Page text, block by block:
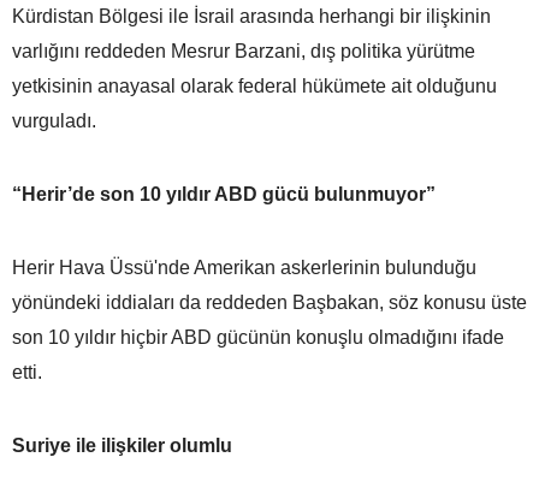
Kürdistan Bölgesi ile İsrail arasında herhangi bir ilişkinin
varlığını reddeden Mesrur Barzani, dış politika yürütme
yetkisinin anayasal olarak federal hükümete ait olduğunu
vurguladı.
“Herir’de son 10 yıldır ABD gücü bulunmuyor”
Herir Hava Üssü'nde Amerikan askerlerinin bulunduğu
yönündeki iddiaları da reddeden Başbakan, söz konusu üste
son 10 yıldır hiçbir ABD gücünün konuşlu olmadığını ifade
etti.
Suriye ile ilişkiler olumlu